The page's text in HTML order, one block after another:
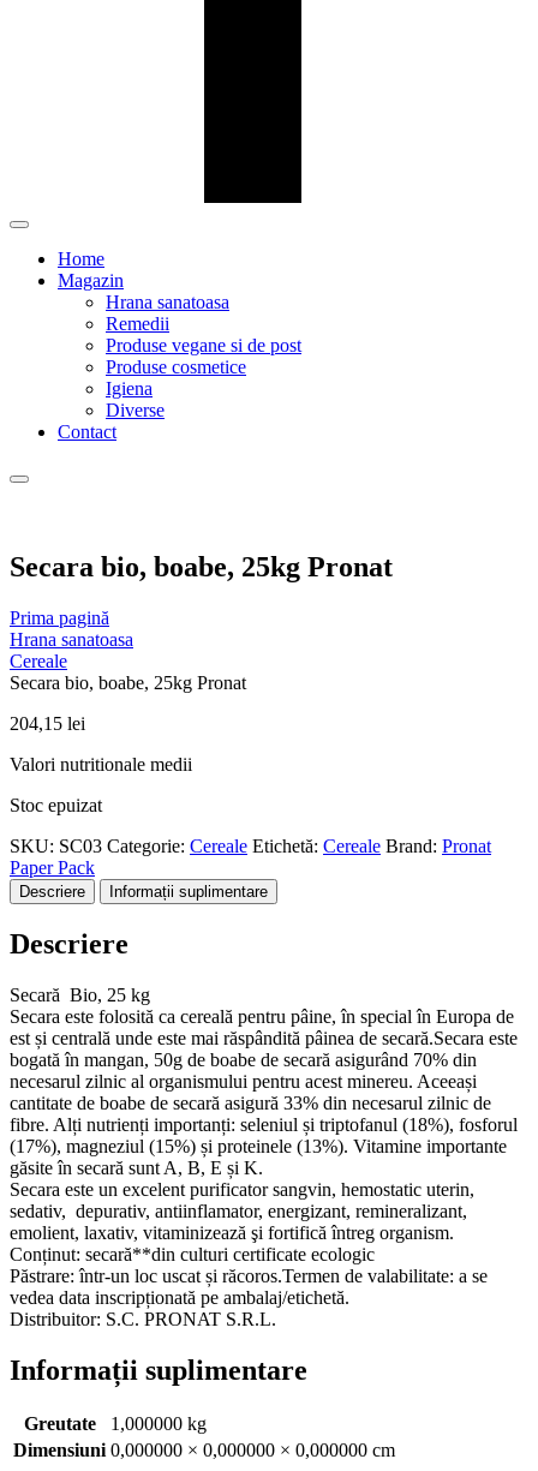
Home
Magazin
Hrana sanatoasa
Remedii
Produse vegane si de post
Produse cosmetice
Igiena
Diverse
Contact
Secara bio, boabe, 25kg Pronat
Prima pagină
Hrana sanatoasa
Cereale
Secara bio, boabe, 25kg Pronat
204,15 lei
Valori nutritionale medii
Stoc epuizat
SKU: SC03 Categorie: Cereale Etichetă: Cereale Brand: Pronat
Paper Pack
Descriere Informații suplimentare
Descriere
Secară Bio, 25 kg
Secara este folosită ca cereală pentru pâine, în special în Europa de
est și centrală unde este mai răspândită pâinea de secară.Secara este
bogată în mangan, 50g de boabe de secară asigurând 70% din
necesarul zilnic al organismului pentru acest minereu. Aceeași
cantitate de boabe de secară asigură 33% din necesarul zilnic de
fibre. Alți nutrienți importanți: seleniul și triptofanul (18%), fosforul
(17%), magneziul (15%) și proteinele (13%). Vitamine importante
găsite în secară sunt A, B, E și K.
Secara este un excelent purificator sangvin, hemostatic uterin,
sedativ, depurativ, antiinflamator, energizant, remineralizant,
emolient, laxativ, vitaminizează şi fortifică întreg organism.
Conținut: secară**din culturi certificate ecologic
Păstrare: într-un loc uscat și răcoros.Termen de valabilitate: a se
vedea data inscripționată pe ambalaj/etichetă.
Distribuitor: S.C. PRONAT S.R.L.
Informații suplimentare
Greutate
1,000000 kg
Dimensiuni 0,000000 × 0,000000 × 0,000000 cm